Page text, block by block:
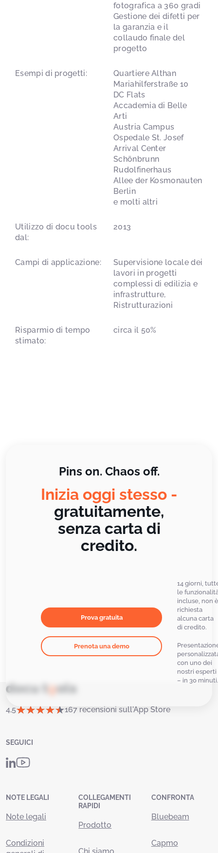
fotografica a 360 gradi
Gestione dei difetti per
la garanzia e il
collaudo finale del
progetto
Esempi di progetti:
Quartiere Althan
Mariahilferstraße 10
DC Flats
Accademia di Belle
Arti
Austria Campus
Ospedale St. Josef
Arrival Center
Schönbrunn
Rudolfinerhaus
Allee der Kosmonauten
Berlin
e molti altri
Utilizzo di docu tools
dal:
2013
Campi di applicazione:
Supervisione locale dei
lavori in progetti
complessi di edilizia e
infrastrutture,
Ristrutturazioni
Risparmio di tempo
stimato:
circa il 50%
Pins on. Chaos off.
Inizia oggi stesso -
gratuitamente,
senza carta di
credito.
Prova gratuita
Prenota una demo
14 giorni,
le
incluse, non è
richiesta
alcuna carta
di credito.
con uno dei
nostri esperti
– in 30 minuti.
4,5 167 recensioni sull'App Store
SEGUICI
NOTE LEGALI
Note legali
Condizioni
COLLEGAMENTI
RAPIDI
Prodotto
Chi siamo
CONFRONTA
Bluebeam
Capmo